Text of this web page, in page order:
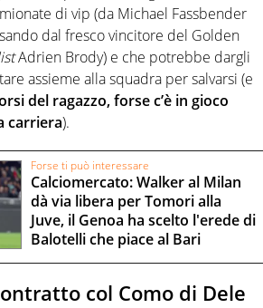
di vip (da Michael Fassbender
dal fresco vincitore del Golden
Adrien Brody) e che potrebbe dargli
assieme alla squadra per salvarsi (e
del ragazzo, forse c’è in gioco
carriera).
Forse ti può interessare
Calciomercato: Walker al Milan
dà via libera per Tomori alla
Juve, il Genoa ha scelto l'erede di
Balotelli che piace al Bari
col Como di Dele